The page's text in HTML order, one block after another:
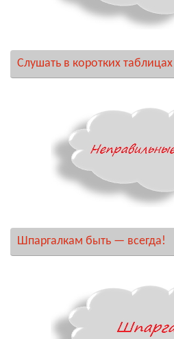
Слушать в коротких таблицах
Шпаргалкам быть — всегда!